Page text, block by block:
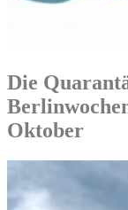
Die
Oktober